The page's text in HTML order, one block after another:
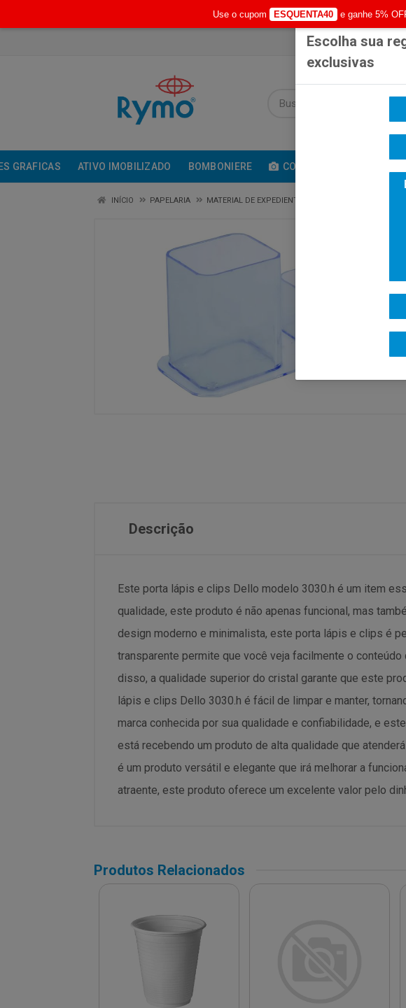
GRAFICAS ATIVO IMOBILIZADO BOMBONIERE COMUNICACAO VISUAL
INÍCIO PAPELARIA MATERIAL DE EXPEDIENTE / ESCOLAR PORTA
Descrição
Este porta lápis e clips Dello modelo 3030.h é um item
qualidade, este produto é não apenas funcional, mas
design moderno e minimalista, este porta lápis e clips é
transparente permite que você veja facilmente o
disso, a qualidade superior do cristal garante que este
lápis e clips Dello 3030.h é fácil de limpar e manter,
marca conhecida por sua qualidade e confiabilidade, e
está recebendo um produto de alta qualidade que
é um produto versátil e elegante que irá melhorar a
atraente, este produto oferece um excelente valor pelo
Produtos Relacionados
Escolha sua
exclusivas
Use o cupom ESQUENTA40 e ganhe 5%